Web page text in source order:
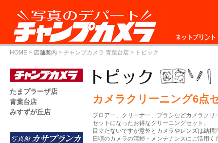
ネットプリント
HOME > 店舗案内 > チャンプカメラ 青葉台店 > トピック
カメラクリーニング6点
ブロアー、クリーナー、ブラシなどカメラクリ
セットになったお得なクリーニングセット。
目立たないですが意外とカメラやレンズは結
日頃のカメラの清掃・メンテナンスにご活用く
たまプラーザ店
青葉台店
みすずが丘店